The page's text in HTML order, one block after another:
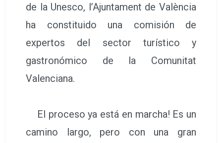
de la Unesco, l’Ajuntament de València
ha constituido una comisión de
expertos del sector turístico y
gastronómico de la Comunitat
Valenciana.
El proceso ya está en marcha! Es un
camino largo, pero con una gran